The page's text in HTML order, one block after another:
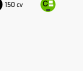
150 cv